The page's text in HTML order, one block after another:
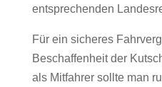
entsprechenden
Für ein sicheres
Beschaffenheit der
als Mitfahrer sollte man